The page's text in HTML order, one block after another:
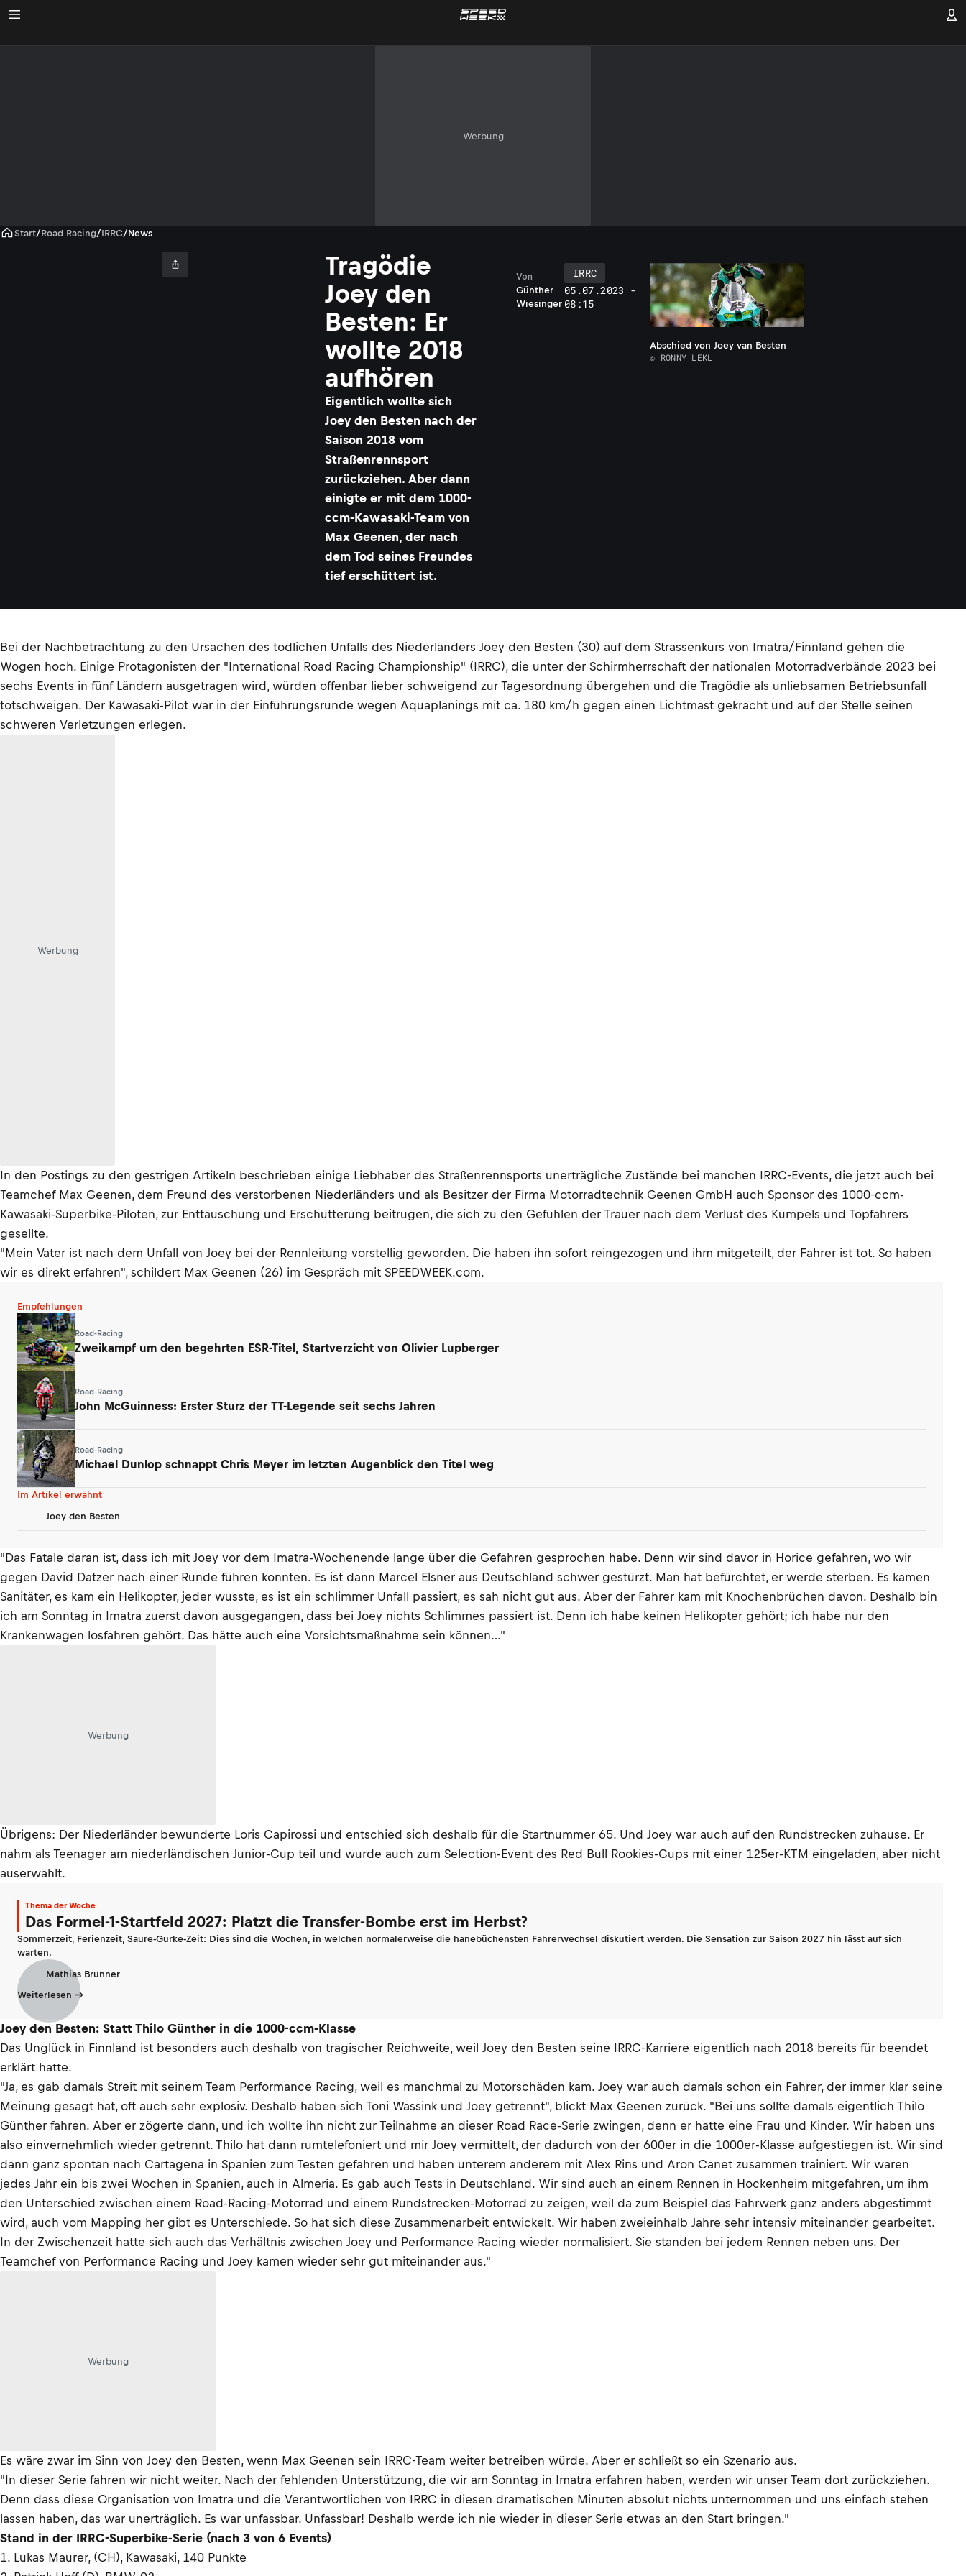
Werbung
Start/Road Racing/IRRC/News
Tragödie
Joey den
Besten: Er
wollte 2018
aufhören
Eigentlich wollte sich
Joey den Besten nach der
Saison 2018 vom
Straßenrennsport
zurückziehen. Aber dann
einigte er mit dem 1000-
ccm-Kawasaki-Team von
Max Geenen, der nach
dem Tod seines Freundes
tief erschüttert ist.
Günther
Wiesinger
Von
IRRC
05.07.2023 -
08:15
Abschied von Joey van Besten
© RONNY LEKL
Bei der Nachbetrachtung zu den Ursachen des tödlichen Unfalls des Niederländers Joey den Besten (30) auf dem Strassenkurs von Imatra/Finnland gehen die
Wogen hoch. Einige Protagonisten der "International Road Racing Championship" (IRRC), die unter der Schirmherrschaft der nationalen Motorradverbände 2023 bei
sechs Events in fünf Ländern ausgetragen wird, würden offenbar lieber schweigend zur Tagesordnung übergehen und die Tragödie als unliebsamen Betriebsunfall
totschweigen. Der Kawasaki-Pilot war in der Einführungsrunde wegen Aquaplanings mit ca. 180 km/h gegen einen Lichtmast gekracht und auf der Stelle seinen
schweren Verletzungen erlegen.
Werbung
In den Postings zu den gestrigen Artikeln beschrieben einige Liebhaber des Straßenrennsports unerträgliche Zustände bei manchen IRRC-Events, die jetzt auch bei
Teamchef Max Geenen, dem Freund des verstorbenen Niederländers und als Besitzer der Firma Motorradtechnik Geenen GmbH auch Sponsor des 1000-ccm-
Kawasaki-Superbike-Piloten, zur Enttäuschung und Erschütterung beitrugen, die sich zu den Gefühlen der Trauer nach dem Verlust des Kumpels und Topfahrers
gesellte.
"Mein Vater ist nach dem Unfall von Joey bei der Rennleitung vorstellig geworden. Die haben ihn sofort reingezogen und ihm mitgeteilt, der Fahrer ist tot. So haben
wir es direkt erfahren", schildert Max Geenen (26) im Gespräch mit SPEEDWEEK.com.
Empfehlungen
Road-Racing
Zweikampf um den begehrten ESR-Titel, Startverzicht von Olivier Lupberger
Road-Racing
John McGuinness: Erster Sturz der TT-Legende seit sechs Jahren
Road-Racing
Michael Dunlop schnappt Chris Meyer im letzten Augenblick den Titel weg
Im Artikel erwähnt
Joey den Besten
"Das Fatale daran ist, dass ich mit Joey vor dem Imatra-Wochenende lange über die Gefahren gesprochen habe. Denn wir sind davor in Horice gefahren, wo wir
gegen David Datzer nach einer Runde führen konnten. Es ist dann Marcel Elsner aus Deutschland schwer gestürzt. Man hat befürchtet, er werde sterben. Es kamen
Sanitäter, es kam ein Helikopter, jeder wusste, es ist ein schlimmer Unfall passiert, es sah nicht gut aus. Aber der Fahrer kam mit Knochenbrüchen davon. Deshalb bin
ich am Sonntag in Imatra zuerst davon ausgegangen, dass bei Joey nichts Schlimmes passiert ist. Denn ich habe keinen Helikopter gehört; ich habe nur den
Krankenwagen losfahren gehört. Das hätte auch eine Vorsichtsmaßnahme sein können…"
Werbung
Übrigens: Der Niederländer bewunderte Loris Capirossi und entschied sich deshalb für die Startnummer 65. Und Joey war auch auf den Rundstrecken zuhause. Er
nahm als Teenager am niederländischen Junior-Cup teil und wurde auch zum Selection-Event des Red Bull Rookies-Cups mit einer 125er-KTM eingeladen, aber nicht
auserwählt.
Thema der Woche
Das Formel-1-Startfeld 2027: Platzt die Transfer-Bombe erst im Herbst?
Sommerzeit, Ferienzeit, Saure-Gurke-Zeit: Dies sind die Wochen, in welchen normalerweise die hanebüchensten Fahrerwechsel diskutiert werden. Die Sensation zur Saison 2027 hin lässt auf sich
warten.
Mathias Brunner
Weiterlesen
Joey den Besten: Statt Thilo Günther in die 1000-ccm-Klasse
Das Unglück in Finnland ist besonders auch deshalb von tragischer Reichweite, weil Joey den Besten seine IRRC-Karriere eigentlich nach 2018 bereits für beendet
erklärt hatte.
"Ja, es gab damals Streit mit seinem Team Performance Racing, weil es manchmal zu Motorschäden kam. Joey war auch damals schon ein Fahrer, der immer klar seine
Meinung gesagt hat, oft auch sehr explosiv. Deshalb haben sich Toni Wassink und Joey getrennt", blickt Max Geenen zurück. "Bei uns sollte damals eigentlich Thilo
Günther fahren. Aber er zögerte dann, und ich wollte ihn nicht zur Teilnahme an dieser Road Race-Serie zwingen, denn er hatte eine Frau und Kinder. Wir haben uns
also einvernehmlich wieder getrennt. Thilo hat dann rumtelefoniert und mir Joey vermittelt, der dadurch von der 600er in die 1000er-Klasse aufgestiegen ist. Wir sind
dann ganz spontan nach Cartagena in Spanien zum Testen gefahren und haben unterem anderem mit Alex Rins und Aron Canet zusammen trainiert. Wir waren
jedes Jahr ein bis zwei Wochen in Spanien, auch in Almeria. Es gab auch Tests in Deutschland. Wir sind auch an einem Rennen in Hockenheim mitgefahren, um ihm
den Unterschied zwischen einem Road-Racing-Motorrad und einem Rundstrecken-Motorrad zu zeigen, weil da zum Beispiel das Fahrwerk ganz anders abgestimmt
wird, auch vom Mapping her gibt es Unterschiede. So hat sich diese Zusammenarbeit entwickelt. Wir haben zweieinhalb Jahre sehr intensiv miteinander gearbeitet.
In der Zwischenzeit hatte sich auch das Verhältnis zwischen Joey und Performance Racing wieder normalisiert. Sie standen bei jedem Rennen neben uns. Der
Teamchef von Performance Racing und Joey kamen wieder sehr gut miteinander aus."
Werbung
Es wäre zwar im Sinn von Joey den Besten, wenn Max Geenen sein IRRC-Team weiter betreiben würde. Aber er schließt so ein Szenario aus.
"In dieser Serie fahren wir nicht weiter. Nach der fehlenden Unterstützung, die wir am Sonntag in Imatra erfahren haben, werden wir unser Team dort zurückziehen.
Denn dass diese Organisation von Imatra und die Verantwortlichen von IRRC in diesen dramatischen Minuten absolut nichts unternommen und uns einfach stehen
lassen haben, das war unerträglich. Es war unfassbar. Unfassbar! Deshalb werde ich nie wieder in dieser Serie etwas an den Start bringen."
Stand in der IRRC-Superbike-Serie (nach 3 von 6 Events)
1. Lukas Maurer, (CH), Kawasaki, 140 Punkte